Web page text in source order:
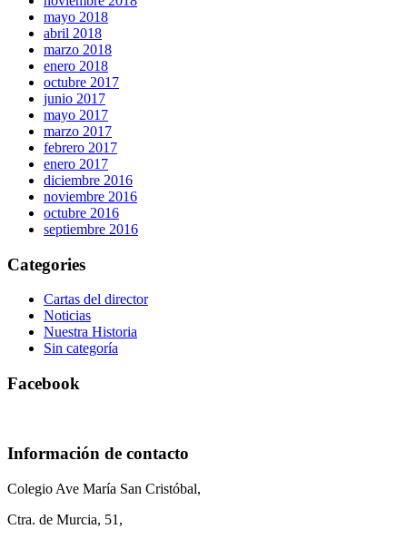
mayo 2018
abril 2018
marzo 2018
enero 2018
octubre 2017
junio 2017
mayo 2017
marzo 2017
febrero 2017
enero 2017
diciembre 2016
noviembre 2016
octubre 2016
septiembre 2016
Categories
Cartas del director
Noticias
Nuestra Historia
Sin categoría
Facebook
Información de contacto
Colegio Ave María San Cristóbal,
Ctra. de Murcia, 51,